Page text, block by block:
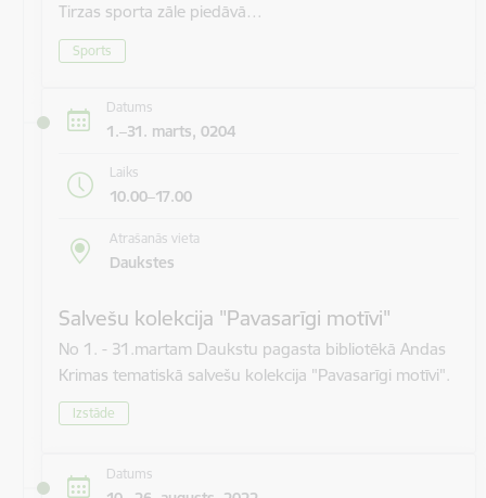
Tirzas sporta zāle piedāvā…
Sports
Datums
1.–31. marts, 0204
Laiks
10.00–17.00
Atrašanās vieta
Daukstes
Salvešu kolekcija "Pavasarīgi motīvi"
No 1. - 31.martam Daukstu pagasta bibliotēkā Andas
Krimas tematiskā salvešu kolekcija "Pavasarīgi motīvi".
Izstāde
Datums